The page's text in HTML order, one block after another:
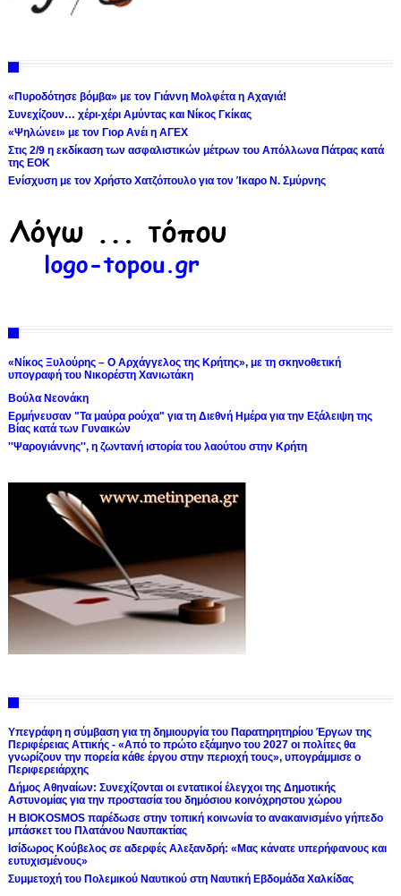
«Πυροδότησε βόμβα» με τον Γιάννη Μολφέτα η Αχαγιά!
Συνεχίζουν… χέρι-χέρι Αμύντας και Νίκος Γκίκας
«Ψηλώνει» με τον Γιορ Ανέι η ΑΓΕΧ
Στις 2/9 η εκδίκαση των ασφαλιστικών μέτρων του Απόλλωνα Πάτρας κατά
της ΕΟΚ
Ενίσχυση με τον Χρήστο Χατζόπουλο για τον Ίκαρο Ν. Σμύρνης
«Νίκος Ξυλούρης – Ο Αρχάγγελος της Κρήτης», με τη σκηνοθετική
υπογραφή του Νικορέστη Χανιωτάκη
Βούλα Νεονάκη
Ερμήνευσαν "Τα μαύρα ρούχα" για τη Διεθνή Ημέρα για την Εξάλειψη της
Βίας κατά των Γυναικών
''Ψαρογιάννης'', η ζωντανή ιστορία του λαούτου στην Κρήτη
Υπεγράφη η σύμβαση για τη δημιουργία του Παρατηρητηρίου Έργων της
Περιφέρειας Αττικής - «Από το πρώτο εξάμηνο του 2027 οι πολίτες θα
γνωρίζουν την πορεία κάθε έργου στην περιοχή τους», υπογράμμισε ο
Περιφερειάρχης
Δήμος Αθηναίων: Συνεχίζονται οι εντατικοί έλεγχοι της Δημοτικής
Αστυνομίας για την προστασία του δημόσιου κοινόχρηστου χώρου
Η BIOKOSMOS παρέδωσε στην τοπική κοινωνία το ανακαινισμένο γήπεδο
μπάσκετ του Πλατάνου Ναυπακτίας
Ισίδωρος Κούβελος σε αδερφές Αλεξανδρή: «Μας κάνατε υπερήφανους και
ευτυχισμένους»
Συμμετοχή του Πολεμικού Ναυτικού στη Ναυτική Εβδομάδα Χαλκίδας